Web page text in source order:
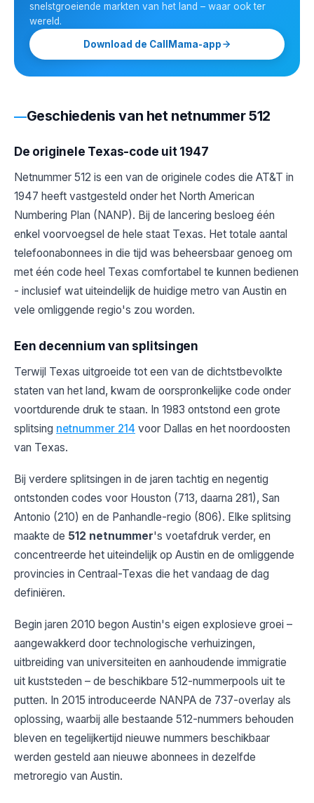
snelstgroeiende markten van het land – waar ook ter
wereld.
Download de CallMama-app
Geschiedenis van het netnummer 512
De originele Texas-code uit 1947
Netnummer 512 is een van de originele codes die AT&T in
1947 heeft vastgesteld onder het North American
Numbering Plan (NANP). Bij de lancering besloeg één
enkel voorvoegsel de hele staat Texas. Het totale aantal
telefoonabonnees in die tijd was beheersbaar genoeg om
met één code heel Texas comfortabel te kunnen bedienen
- inclusief wat uiteindelijk de huidige metro van Austin en
vele omliggende regio's zou worden.
Een decennium van splitsingen
Terwijl Texas uitgroeide tot een van de dichtstbevolkte
staten van het land, kwam de oorspronkelijke code onder
voortdurende druk te staan. In 1983 ontstond een grote
splitsing netnummer 214 voor Dallas en het noordoosten
van Texas.
Bij verdere splitsingen in de jaren tachtig en negentig
ontstonden codes voor Houston (713, daarna 281), San
Antonio (210) en de Panhandle-regio (806). Elke splitsing
maakte de 512 netnummer's voetafdruk verder, en
concentreerde het uiteindelijk op Austin en de omliggende
provincies in Centraal-Texas die het vandaag de dag
definiëren.
Begin jaren 2010 begon Austin's eigen explosieve groei –
aangewakkerd door technologische verhuizingen,
uitbreiding van universiteiten en aanhoudende immigratie
uit kuststeden – de beschikbare 512-nummerpools uit te
putten. In 2015 introduceerde NANPA de 737-overlay als
oplossing, waarbij alle bestaande 512-nummers behouden
bleven en tegelijkertijd nieuwe nummers beschikbaar
werden gesteld aan nieuwe abonnees in dezelfde
metroregio van Austin.